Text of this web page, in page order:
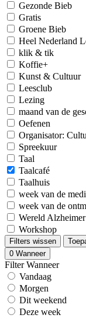
Gezonde Bieb
Gratis
Groene Bieb
Heel Nederland
klik & tik
Koffie+
Kunst & Cultuur
Leesclub
Lezing
maand van de
Oefenen
Organisator:
Spreekuur
Taal
Taalcafé
Taalhuis
week van de
week van de
Wereld
Workshop
Filters wissen
0 Wanneer
Filter Wanneer
Vandaag
Morgen
Dit weekend
Deze week